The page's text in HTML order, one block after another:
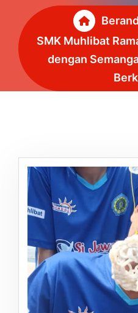
SMK Muhlibat
dengan